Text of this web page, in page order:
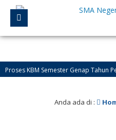
KBM Semester Genap Tahun
Datang di Website Resmi SMA
Anda ada di :